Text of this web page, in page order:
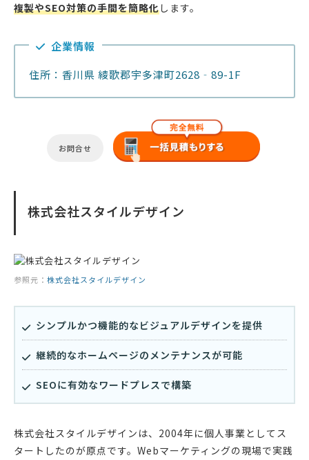
複製やSEO対策の手間を簡略化します。
企業情報
住所：香川県 綾歌郡宇多津町2628‐89-1F
お問合せ
株式会社スタイルデザイン
参照元： 株式会社スタイルデザイン
シンプルかつ機能的なビジュアルデザインを提供
継続的なホームページのメンテナンスが可能
SEOに有効なワードプレスで構築
株式会社スタイルデザインは、2004年に個人事業としてス
タートしたのが原点です。Webマーケティングの現場で実践